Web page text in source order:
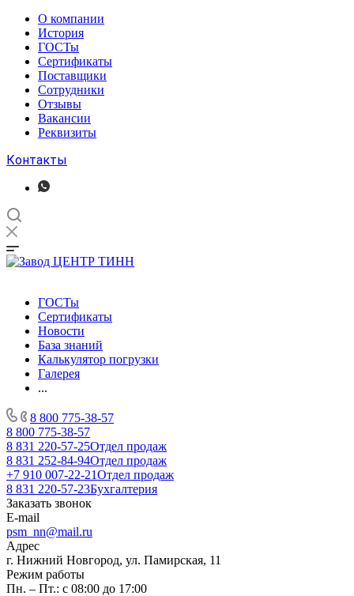
О компании
История
ГОСТы
Сертификаты
Поставщики
Сотрудники
Отзывы
Вакансии
Реквизиты
Контакты
ГОСТы
Сертификаты
Новости
База знаний
Калькулятор погрузки
Галерея
...
8 800 775-38-57
8 800 775-38-57
8 831 220-57-25Отдел продаж
8 831 252-84-94Отдел продаж
+7 910 007-22-21Отдел продаж
8 831 220-57-23Бухгалтерия
Заказать звонок
E-mail
psm_nn@mail.ru
Адрес
г. Нижний Новгород, ул. Памирская, 11
Режим работы
Пн. – Пт.: с 08:00 до 17:00